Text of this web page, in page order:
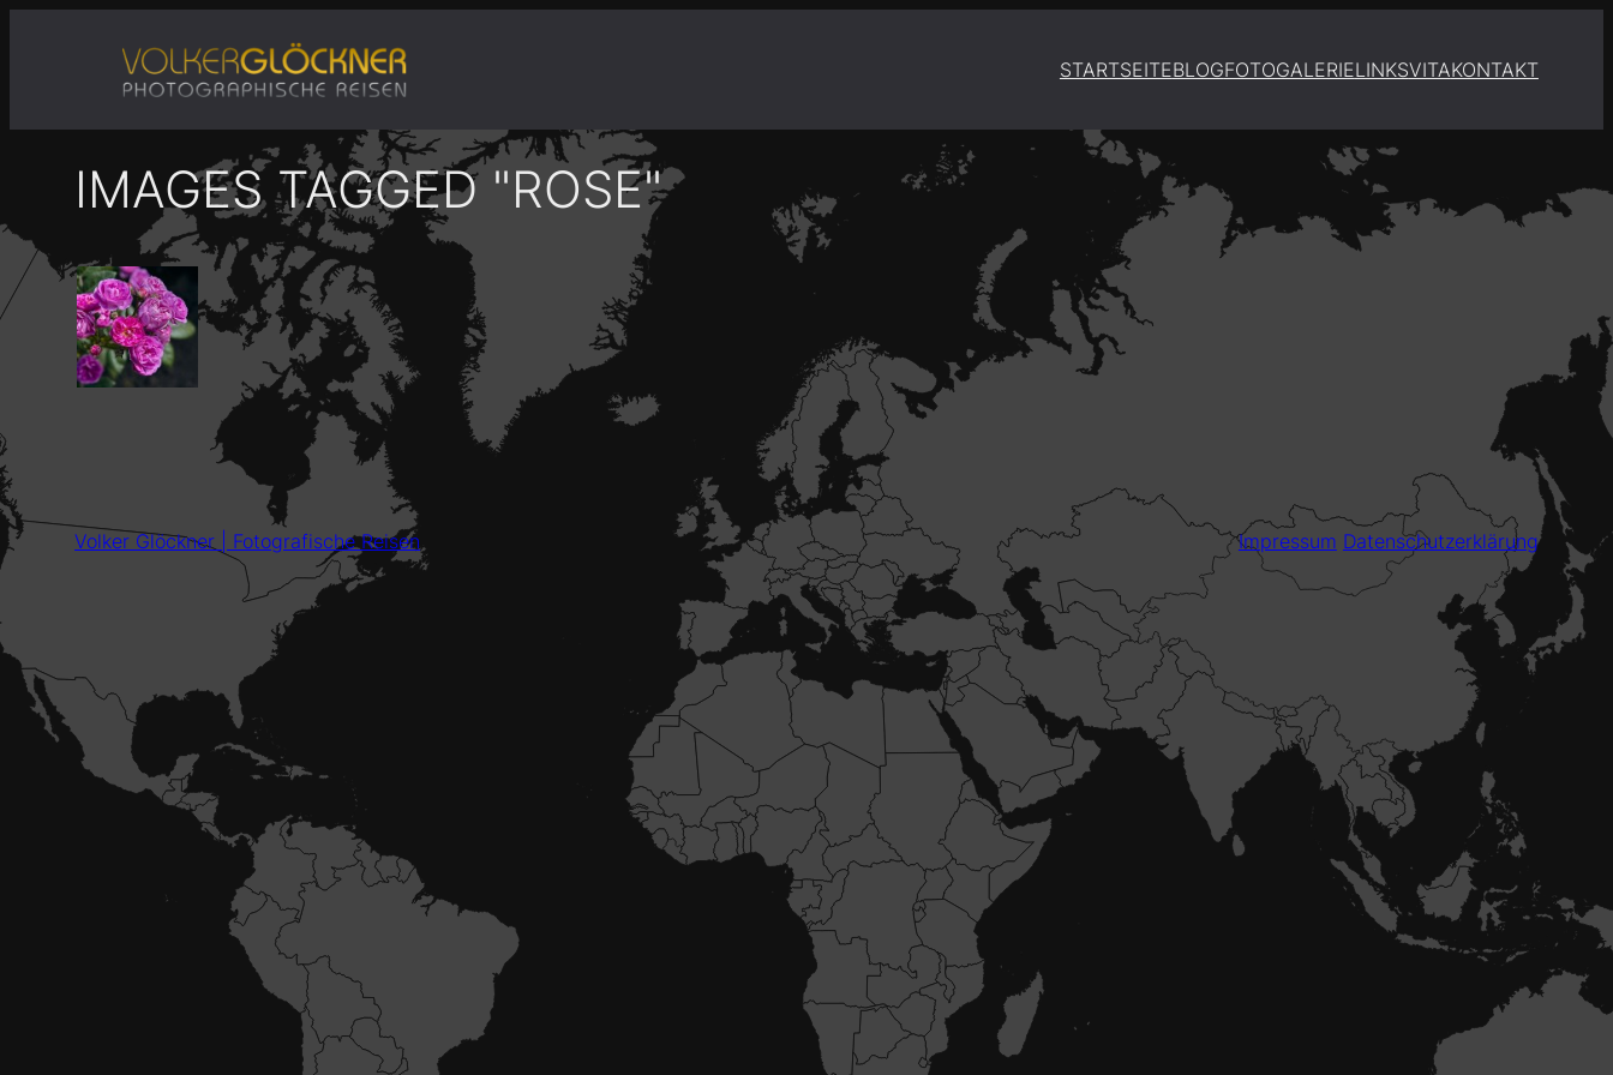
STARTSEITEBLOGFOTOGALERIELINKSVITAKONTAKT
IMAGES TAGGED "ROSE"
Volker Glöckner | Fotografische Reisen Impressum Datenschutzerklärung